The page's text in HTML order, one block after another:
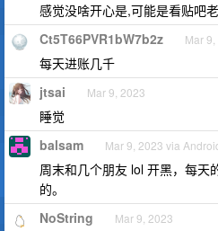
感觉没啥开心是,可能是看贴吧
Ct5T66PVR1bW7b2z Mar
每天进账几千
jtsai Mar 9, 2023
睡觉
balsam Mar 9, 2023 via
周末和几个朋友 lol 开黑，每天
的。
NoString Mar 9, 2023